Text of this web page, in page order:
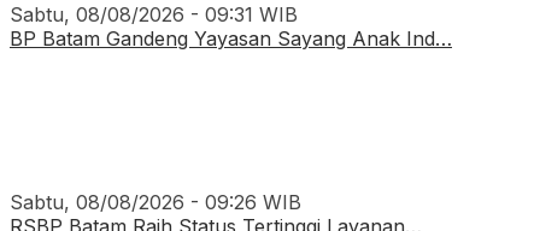
Sabtu, 08/08/2026 - 09:31 WIB
BP Batam Gandeng Yayasan Sayang Anak Ind…
Sabtu, 08/08/2026 - 09:26 WIB
RSBP Batam Raih Status Tertinggi Layanan…